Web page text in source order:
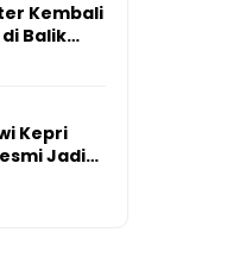
Kembali
Balik
Kepri
Jadi